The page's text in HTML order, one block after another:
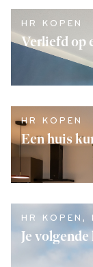
HR KOPEN
Verliefd op
HR KOPEN
Een huis
HR KOPEN ,
Je